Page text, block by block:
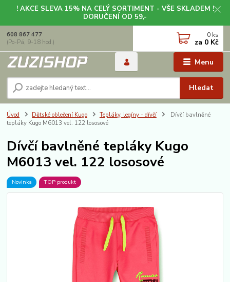
! AKCE SLEVA 15% NA CELÝ SORTIMENT - VŠE SKLADEM !
DORUČENÍ OD 59,-
Menu
Hledat
608 867 477
(Po-Pá, 9-18 hod.)
0 ks
za 0 Kč
Úvod Dětské oblečení Kugo Tepláky, legíny - dívčí
Dívčí bavlněné
tepláky Kugo M6013 vel. 122 lososové
Dívčí bavlněné tepláky Kugo
M6013 vel. 122 lososové
Novinka TOP produkt